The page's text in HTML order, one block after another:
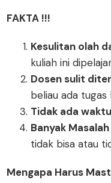
FAKTA !!!
Kesulitan olah
kuliah ini
Dosen sulit
beliau ada tugas
Tidak ada
Banyak Masalah
tidak bisa atau
Mengapa Harus